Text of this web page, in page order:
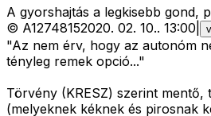
A gyorshajtás a legkisebb gond,
© A12748152020. 02. 10.. 13:00
"Az nem érv, hogy az autonóm
tényleg remek opció..."
Törvény (KRESZ) szerint
(melyeknek kéknek és pirosnak